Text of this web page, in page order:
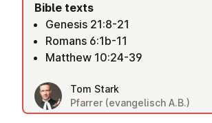
Bible texts
Genesis 21:8-21
Romans 6:1b-11
Matthew 10:24-39
Tom Stark
Pfarrer (evangelisch A.B.)